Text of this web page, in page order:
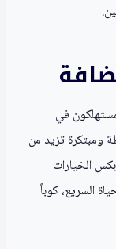
في
ومبتكرة تزيد من
الخيارات
السريع، كوباً